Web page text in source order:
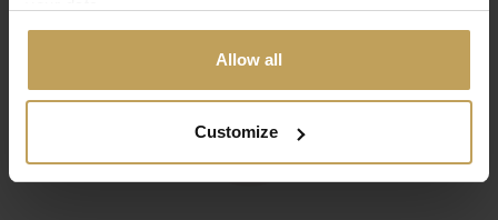
Allow all
Customize
können.